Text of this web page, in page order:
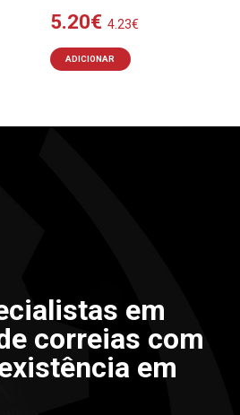
5.20€ 4.23€
ADICIONAR
em
correias com
em